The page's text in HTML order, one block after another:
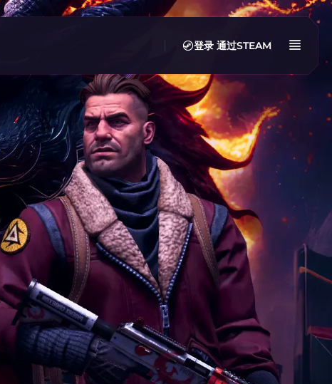
登录 通过STEAM